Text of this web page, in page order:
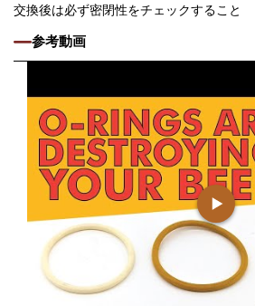
交換後は必ず密閉性をチェックすること
参考動画